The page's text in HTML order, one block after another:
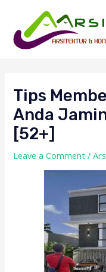
content
Tips
Anda
[52+]
Leave a Comment /